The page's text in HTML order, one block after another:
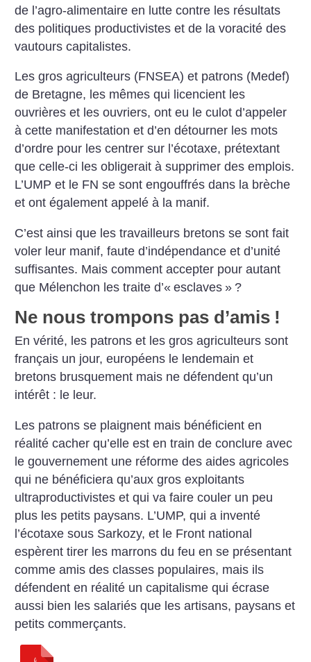
de l’agro-alimentaire en lutte contre les résultats
des politiques productivistes et de la voracité des
vautours capitalistes.
Les gros agriculteurs (FNSEA) et patrons (Medef)
de Bretagne, les mêmes qui licencient les
ouvrières et les ouvriers, ont eu le culot d’appeler
à cette manifestation et d’en détourner les mots
d’ordre pour les centrer sur l’écotaxe, prétextant
que celle-ci les obligerait à supprimer des emplois.
L’UMP et le FN se sont engouffrés dans la brèche
et ont également appelé à la manif.
C’est ainsi que les travailleurs bretons se sont fait
voler leur manif, faute d’indépendance et d’unité
suffisantes. Mais comment accepter pour autant
que Mélenchon les traite d’« esclaves » ?
Ne nous trompons pas d’amis !
En vérité, les patrons et les gros agriculteurs sont
français un jour, européens le lendemain et
bretons brusquement mais ne défendent qu’un
intérêt : le leur.
Les patrons se plaignent mais bénéficient en
réalité cacher qu’elle est en train de conclure avec
le gouvernement une réforme des aides agricoles
qui ne bénéficiera qu’aux gros exploitants
ultraproductivistes et qui va faire couler un peu
plus les petits paysans. L’UMP, qui a inventé
l’écotaxe sous Sarkozy, et le Front national
espèrent tirer les marrons du feu en se présentant
comme amis des classes populaires, mais ils
défendent en réalité un capitalisme qui écrase
aussi bien les salariés que les artisans, paysans et
petits commerçants.